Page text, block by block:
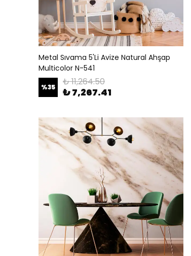
Metal Sıvama 5'Li Avize Natural Ahşap
Multicolor N-541
%35 ₺ 11,264.50
₺ 7,267.41